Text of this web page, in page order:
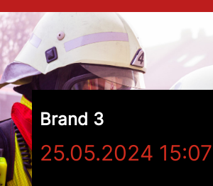
Brand 3
25.05.2024 15:07